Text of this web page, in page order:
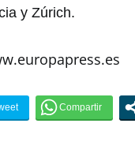
y Zúrich.